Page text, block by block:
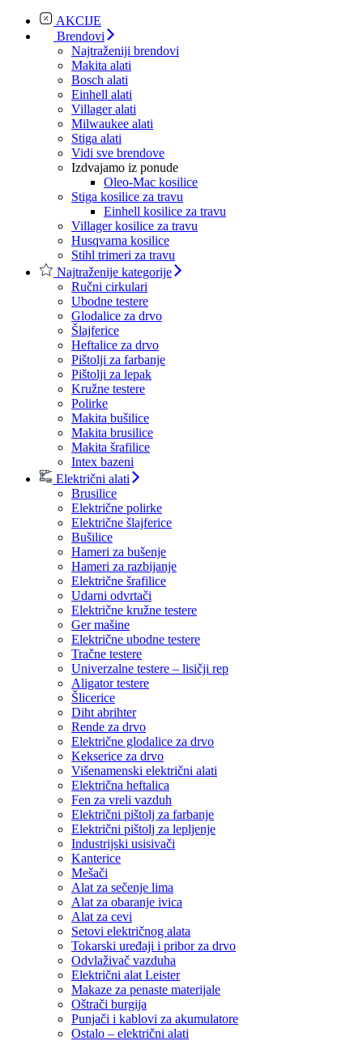
AKCIJE
Brendovi
Najtraženiji brendovi
Makita alati
Bosch alati
Einhell alati
Villager alati
Milwaukee alati
Stiga alati
Vidi sve brendove
Izdvajamo iz ponude
Oleo-Mac kosilice
Stiga kosilice za travu
Einhell kosilice za travu
Villager kosilice za travu
Husqvarna kosilice
Stihl trimeri za travu
Najtraženije kategorije
Ručni cirkulari
Ubodne testere
Glodalice za drvo
Šlajferice
Heftalice za drvo
Pištolji za farbanje
Pištolji za lepak
Kružne testere
Polirke
Makita bušilice
Makita brusilice
Makita šrafilice
Intex bazeni
Električni alati
Brusilice
Električne polirke
Električne šlajferice
Bušilice
Hameri za bušenje
Hameri za razbijanje
Električne šrafilice
Udarni odvrtači
Električne kružne testere
Ger mašine
Električne ubodne testere
Tračne testere
Univerzalne testere – lisičji rep
Aligator testere
Šlicerice
Diht abrihter
Rende za drvo
Električne glodalice za drvo
Kekserice za drvo
Višenamenski električni alati
Električna heftalica
Fen za vreli vazduh
Električni pištolj za farbanje
Električni pištolj za lepljenje
Industrijski usisivači
Kanterice
Mešači
Alat za sečenje lima
Alat za obaranje ivica
Alat za cevi
Setovi električnog alata
Tokarski uređaji i pribor za drvo
Odvlaživač vazduha
Električni alat Leister
Makaze za penaste materijale
Oštrači burgija
Punjači i kablovi za akumulatore
Ostalo – električni alati